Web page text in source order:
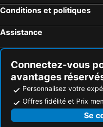
Conditions et politiques
Assistance
Connectez-vous
avantages
Personnalisez votre
Offres fidélité et Prix
Se